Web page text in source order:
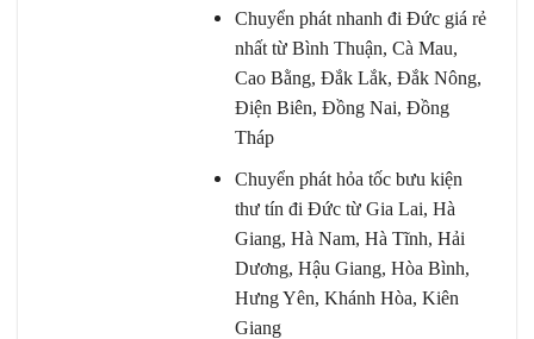
Chuyển phát nhanh đi Đức giá rẻ
nhất từ Bình Thuận, Cà Mau,
Cao Bằng, Đắk Lắk, Đắk Nông,
Điện Biên, Đồng Nai, Đồng
Tháp
Chuyển phát hỏa tốc bưu kiện
thư tín đi Đức từ Gia Lai, Hà
Giang, Hà Nam, Hà Tĩnh, Hải
Dương, Hậu Giang, Hòa Bình,
Hưng Yên, Khánh Hòa, Kiên
Giang